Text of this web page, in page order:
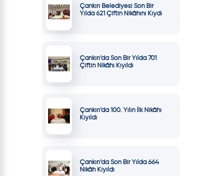
Çankırı Belediyesi Son Bir
Yılda 621 Çiftin Nikâhını Kıydı
Çankırı’da Son Bir Yılda 701
Çiftin Nikâhı Kıyıldı
Çankırı’da 100. Yılın İlk Nikâhı
Kıyıldı
Çankırı’da Son Bir Yılda 664
Nikâh Kıyıldı